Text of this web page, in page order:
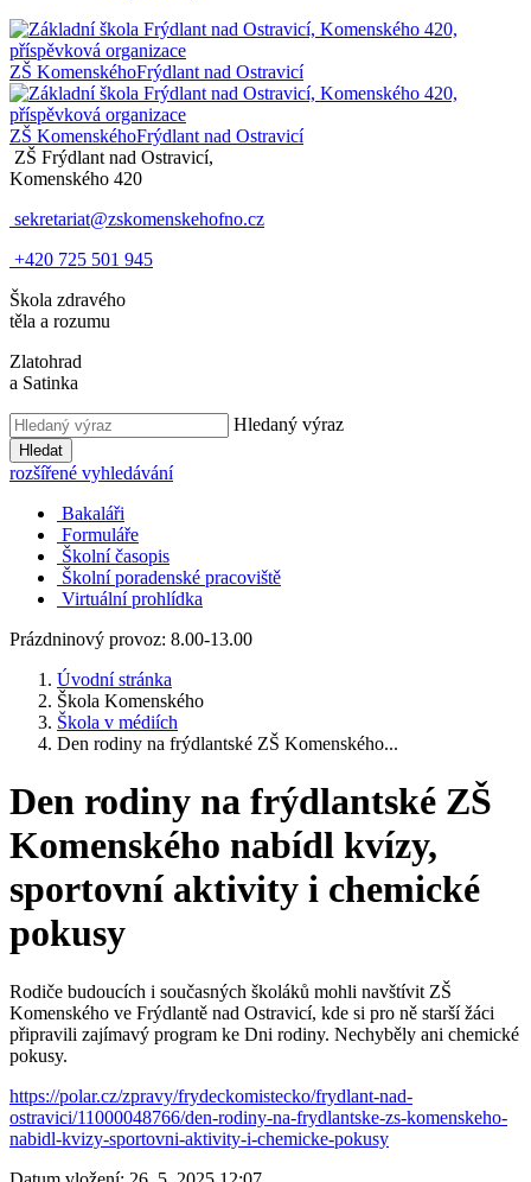
ZŠ KomenskéhoFrýdlant nad Ostravicí
ZŠ KomenskéhoFrýdlant nad Ostravicí
ZŠ Frýdlant nad Ostravicí,
Komenského 420
sekretariat@zskomenskehofno.cz
+420 725 501 945
Škola zdravého
těla a rozumu
Zlatohrad
a Satinka
Hledaný výraz
Hledat
rozšířené vyhledávání
Bakaláři
Formuláře
Školní časopis
Školní poradenské pracoviště
Virtuální prohlídka
Prázdninový provoz: 8.00-13.00
Úvodní stránka
Škola Komenského
Škola v médiích
Den rodiny na frýdlantské ZŠ Komenského...
Den rodiny na frýdlantské ZŠ
Komenského nabídl kvízy,
sportovní aktivity i chemické
pokusy
Rodiče budoucích i současných školáků mohli navštívit ZŠ
Komenského ve Frýdlantě nad Ostravicí, kde si pro ně starší žáci
připravili zajímavý program ke Dni rodiny. Nechyběly ani chemické
pokusy.
https://polar.cz/zpravy/frydeckomistecko/frydlant-nad-
ostravici/11000048766/den-rodiny-na-frydlantske-zs-komenskeho-
nabidl-kvizy-sportovni-aktivity-i-chemicke-pokusy